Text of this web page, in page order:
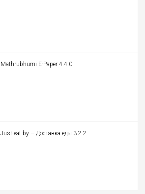
Mathrubhumi E-Paper 4.4.0
Just-eat.by – Доставка еды 3.2.2